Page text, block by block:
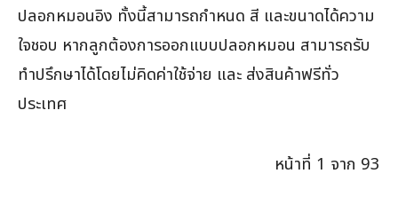
ปลอกหมอนอิง ทั้งนี้สามารถกำหนด สี และขนาดได้ความ
ใจชอบ หากลูกต้องการออกแบบปลอกหมอน สามารถรับ
ทำปรึกษาได้โดยไม่คิดค่าใช้จ่าย และ ส่งสินค้าฟรีทั่ว
ประเทศ
หน้าที่ 1 จาก 93